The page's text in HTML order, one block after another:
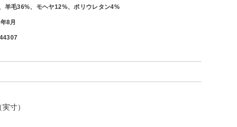
羊毛36%、モヘヤ12%、ポリウレタン4%
8月
寸）